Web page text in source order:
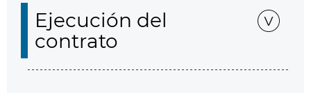
Ejecución del
contrato